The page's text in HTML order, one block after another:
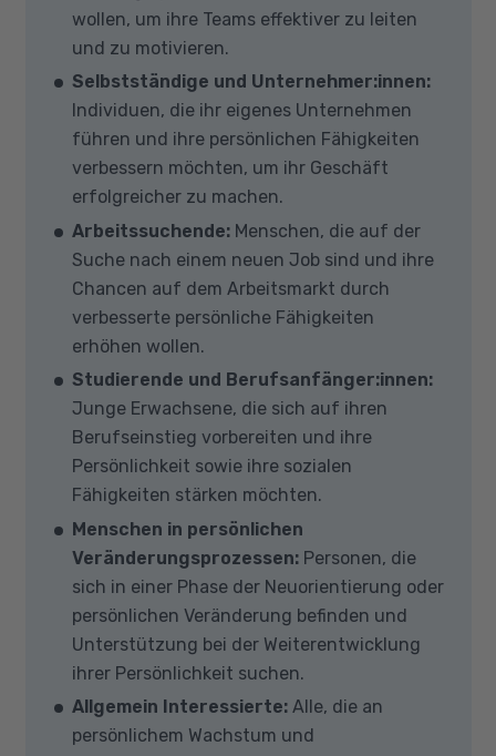
wollen, um ihre Teams effektiver zu leiten
und zu motivieren.
Selbstständige und Unternehmer:innen:
Individuen, die ihr eigenes Unternehmen
führen und ihre persönlichen Fähigkeiten
verbessern möchten, um ihr Geschäft
erfolgreicher zu machen.
Arbeitssuchende: Menschen, die auf der
Suche nach einem neuen Job sind und ihre
Chancen auf dem Arbeitsmarkt durch
verbesserte persönliche Fähigkeiten
erhöhen wollen.
Studierende und Berufsanfänger:innen:
Junge Erwachsene, die sich auf ihren
Berufseinstieg vorbereiten und ihre
Persönlichkeit sowie ihre sozialen
Fähigkeiten stärken möchten.
Menschen in persönlichen
Veränderungsprozessen: Personen, die
sich in einer Phase der Neuorientierung oder
persönlichen Veränderung befinden und
Unterstützung bei der Weiterentwicklung
ihrer Persönlichkeit suchen.
Allgemein Interessierte: Alle, die an
persönlichem Wachstum und